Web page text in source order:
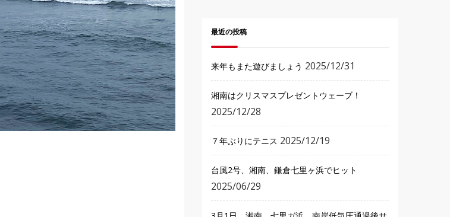
最近の投稿
来年もまた遊びましょう 2025/12/31
湘南はクリスマスプレゼントウェーブ！
2025/12/28
７年ぶりにテニス 2025/12/19
台風2号、湘南、鎌倉七里ヶ浜でヒット
2025/06/29